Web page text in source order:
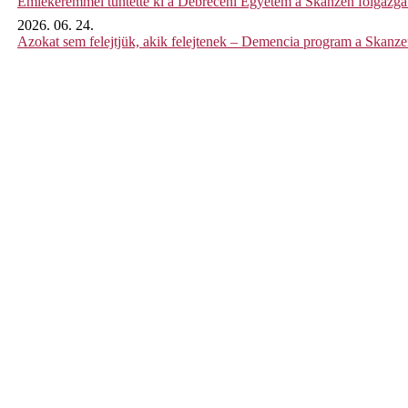
2026. 06. 24.
Azokat sem felejtjük, akik felejtenek – Demencia program a